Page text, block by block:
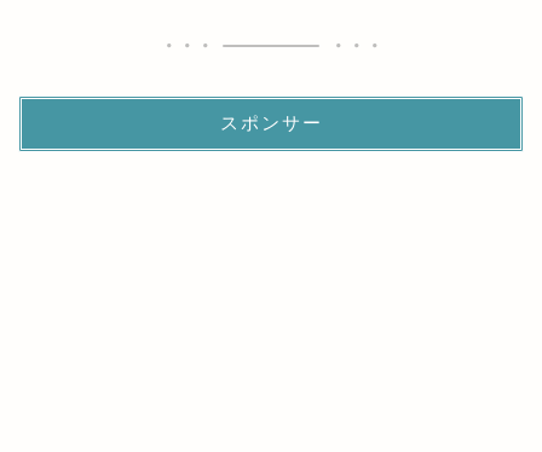
スポンサー